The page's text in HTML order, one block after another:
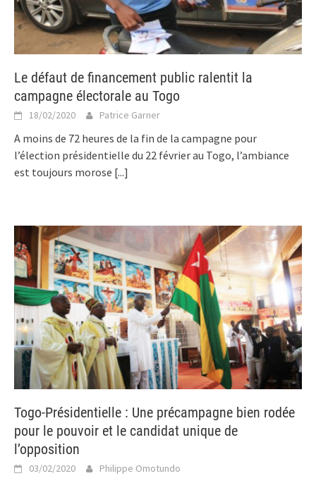
Le défaut de financement public ralentit la
campagne électorale au Togo
18/02/2020 Patrice Garner
A moins de 72 heures de la fin de la campagne pour
l’élection présidentielle du 22 février au Togo, l’ambiance
est toujours morose [...]
Togo-Présidentielle : Une précampagne bien rodée
pour le pouvoir et le candidat unique de
l’opposition
03/02/2020 Philippe Omotundo